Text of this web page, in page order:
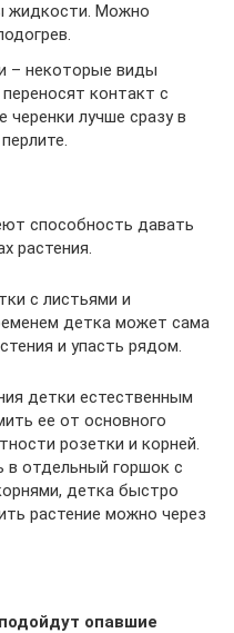
жидкости. Можно
– некоторые виды
контакт с
черенки лучше сразу в
способность давать
растения.
с листьями и
детка может сама
и упасть рядом.
детки естественным
ее от основного
розетки и корней.
в отдельный горшок с
детка быстро
растение можно через
опавшие